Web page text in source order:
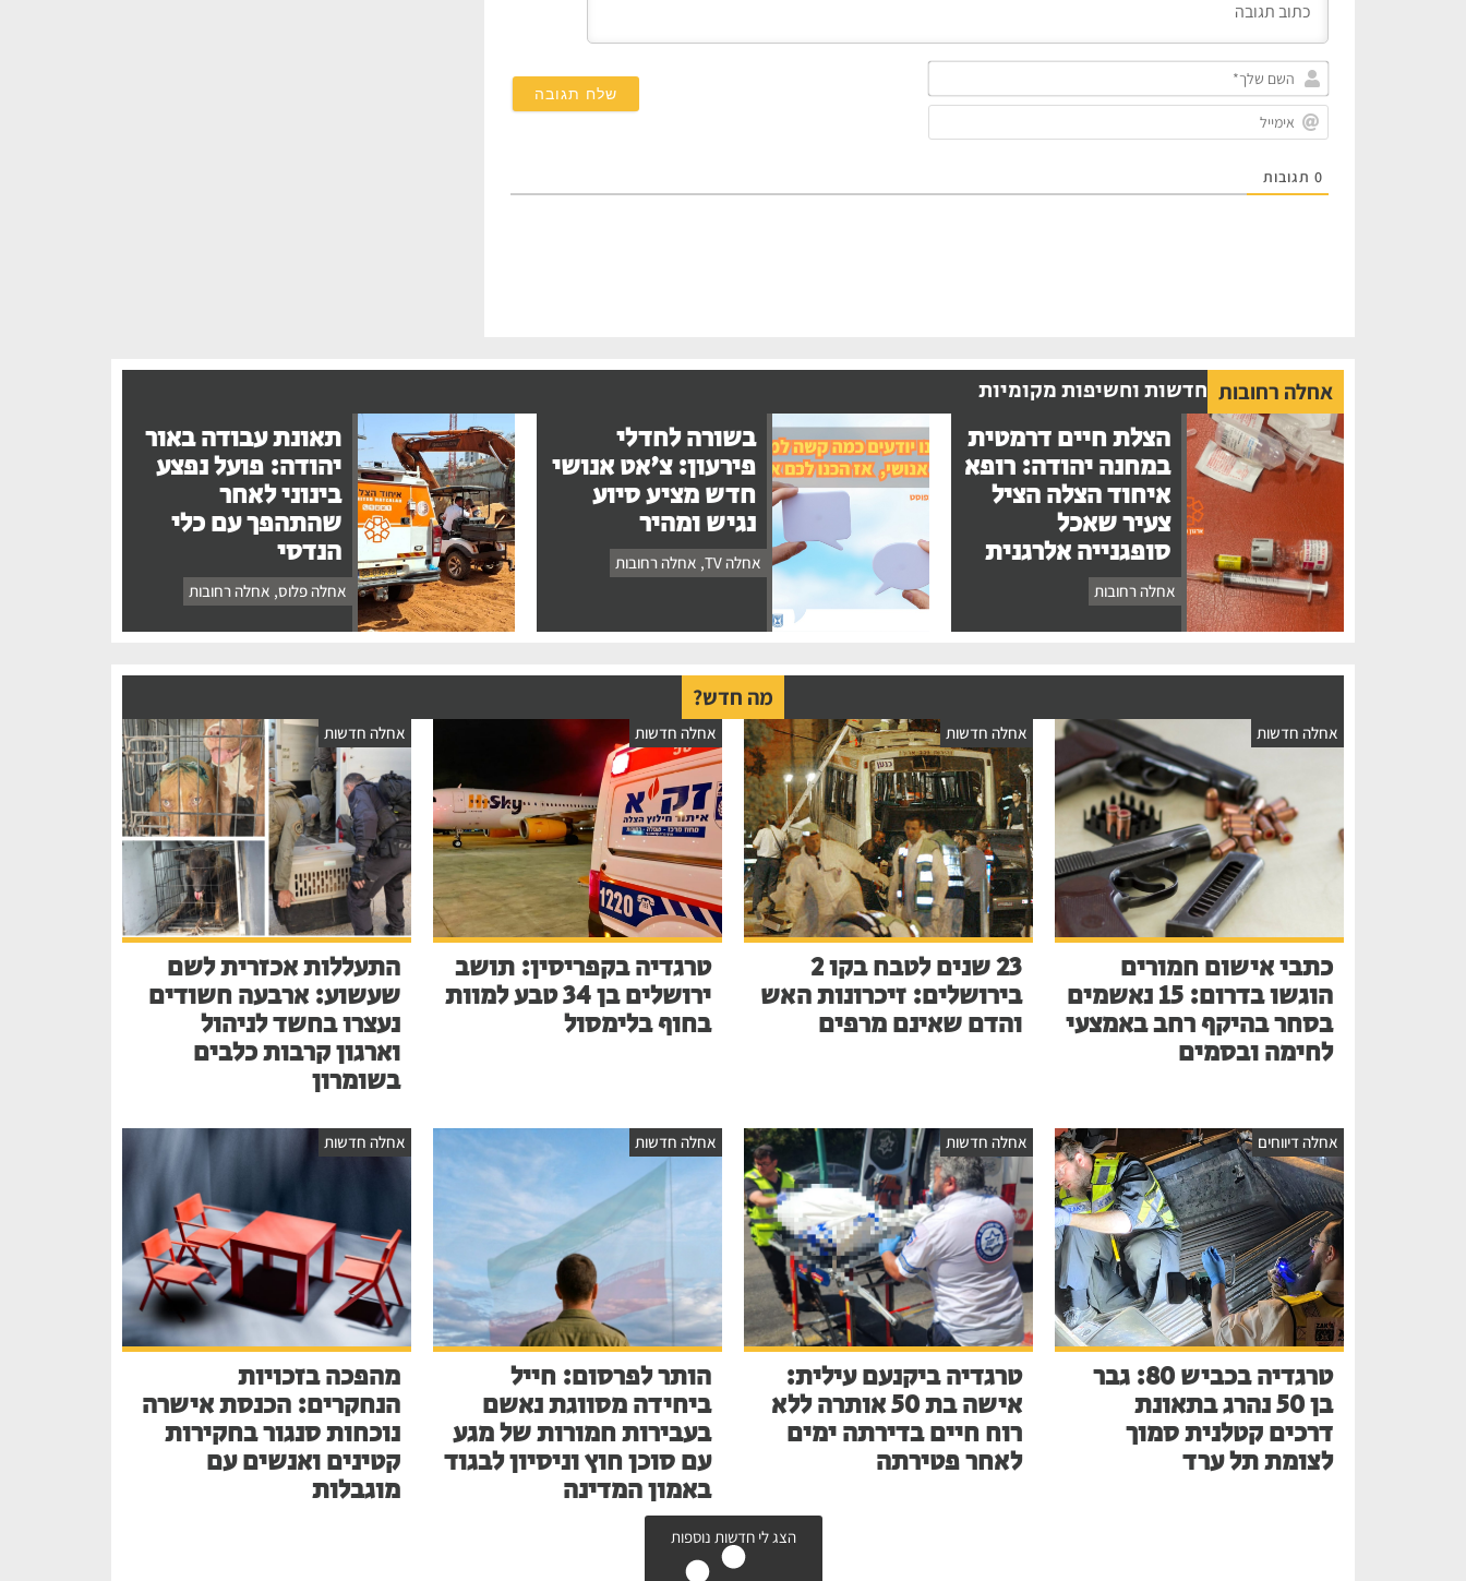
השם
שלך*
0 תגובות
אחלה רחובות חדשות וחשיפות מקומיות
הצלת חיים דרמטית
במחנה יהודה: רופא
איחוד הצלה הציל
צעיר שאכל
סופגנייה אלרגנית
אחלה רחובות
בשורה לחדלי
פירעון: צ'אט אנושי
חדש מציע סיוע
נגיש ומהיר
אחלה TV , אחלה רחובות
תאונת עבודה באור
יהודה: פועל נפצע
בינוני לאחר
שהתהפך עם כלי
הנדסי
אחלה פלוס, אחלה רחובות
מה חדש?
אחלה חדשות
כתבי אישום חמורים
הוגשו בדרום: 15 נאשמים
בסחר בהיקף רחב באמצעי
לחימה ובסמים
אחלה חדשות
23 שנים לטבח בקו 2
בירושלים: זיכרונות האש
והדם שאינם מרפים
אחלה חדשות
טרגדיה בקפריסין: תושב
ירושלים בן 34 טבע למוות
בחוף בלימסול
אחלה חדשות
התעללות אכזרית לשם
שעשוע: ארבעה חשודים
נעצרו בחשד לניהול
וארגון קרבות כלבים
בשומרון
אחלה דיווחים
טרגדיה בכביש 80: גבר
בן 50 נהרג בתאונת
דרכים קטלנית סמוך
לצומת תל ערד
אחלה חדשות
טרגדיה ביקנעם עילית:
אישה בת 50 אותרה ללא
רוח חיים בדירתה ימים
לאחר פטירתה
אחלה חדשות
הותר לפרסום: חייל
ביחידה מסווגת נאשם
בעבירות חמורות של מגע
עם סוכן חוץ וניסיון לבגוד
באמון המדינה
אחלה חדשות
מהפכה בזכויות
הנחקרים: הכנסת אישרה
נוכחות סנגור בחקירות
קטינים ואנשים עם
מוגבלות
הצג לי חדשות נוספות